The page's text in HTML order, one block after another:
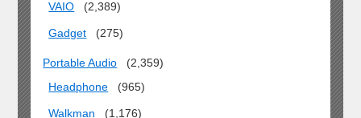
VAIO (2,389)
Gadget (275)
Portable Audio
(2,359)
Headphone
(965)
Walkman (1,176)